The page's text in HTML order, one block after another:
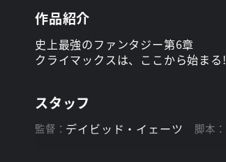
作品紹介
史上最強のファンタジー第6章
クライマックスは、ここから始まる!
スタッフ
監督： デイビッド・イェーツ 脚本：